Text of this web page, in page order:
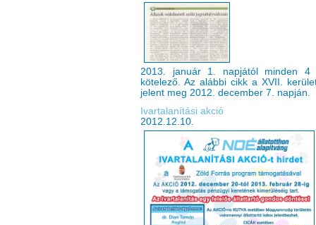
2013. január 1. napjától minden 4
kötelező. Az alábbi cikk a XVII.
jelent meg 2012. december 7. napján.
Ivartalanítási akció
2012.12.10.